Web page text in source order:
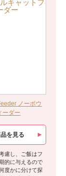
ノーボウ
ーダー
を見る
慮し、ご飯はフ
的に与えるので
度かに分けて探